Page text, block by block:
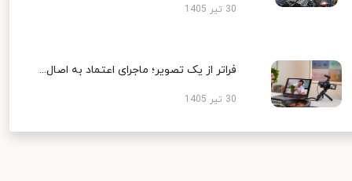
30 تیر 1405
فراتر از یک تصویر؛ ماجرای اعتماد به اصال...
30 تیر 1405